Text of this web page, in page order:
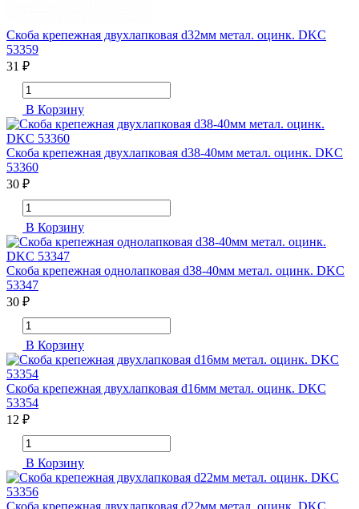
Скоба крепежная двухлапковая d32мм метал. оцинк. DKC
53359
31 ₽
В Корзину
Скоба крепежная двухлапковая d38-40мм метал. оцинк. DKC
53360
30 ₽
В Корзину
Скоба крепежная однолапковая d38-40мм метал. оцинк. DKC
53347
30 ₽
В Корзину
Скоба крепежная двухлапковая d16мм метал. оцинк. DKC
53354
12 ₽
В Корзину
Скоба крепежная двухлапковая d22мм метал. оцинк. DKC